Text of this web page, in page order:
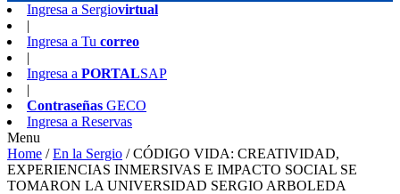
Ingresa a Sergiovirtual
|
Ingresa a Tu correo
|
Ingresa a PORTALSAP
|
Contraseñas GECO
Ingresa a Reservas
Menu
Home /En la Sergio /CÓDIGO VIDA: CREATIVIDAD,
EXPERIENCIAS INMERSIVAS E IMPACTO SOCIAL SE
TOMARON LA UNIVERSIDAD SERGIO ARBOLEDA